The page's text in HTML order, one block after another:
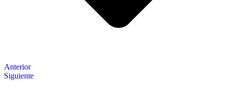
Anterior
Siguiente